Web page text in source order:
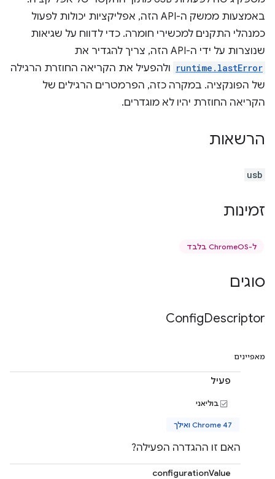
באמצעות ממשק ה-API הזה, אפליקציות יכולות לפעול
כמנהלי התקנים למכשירי חומרה. כדי לדווח על שגיאות
שנוצרות על ידי ה-API הזה, צריך להגדיר את
runtime.lastError ולהפעיל את הקריאה החוזרת הרגילה
של הפונקציה. במקרה כזה, הפרמטרים הרגילים של
הקריאה החוזרת יהיו לא מוגדרים.
הרשאות
usb
זמינות
ל-ChromeOS בלבד
סוגים
ConfigDescriptor
מאפיינים
פעיל
בוליאני
Chrome 47 ואילך
האם זו ההגדרה הפעילה?
configurationValue